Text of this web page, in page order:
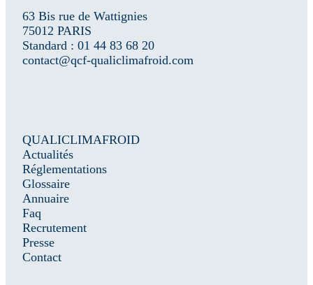
63 Bis rue de Wattignies
75012 PARIS
Standard : 01 44 83 68 20
contact@qcf-qualiclimafroid.com
QUALICLIMAFROID
Actualités
Réglementations
Glossaire
Annuaire
Faq
Recrutement
Presse
Contact